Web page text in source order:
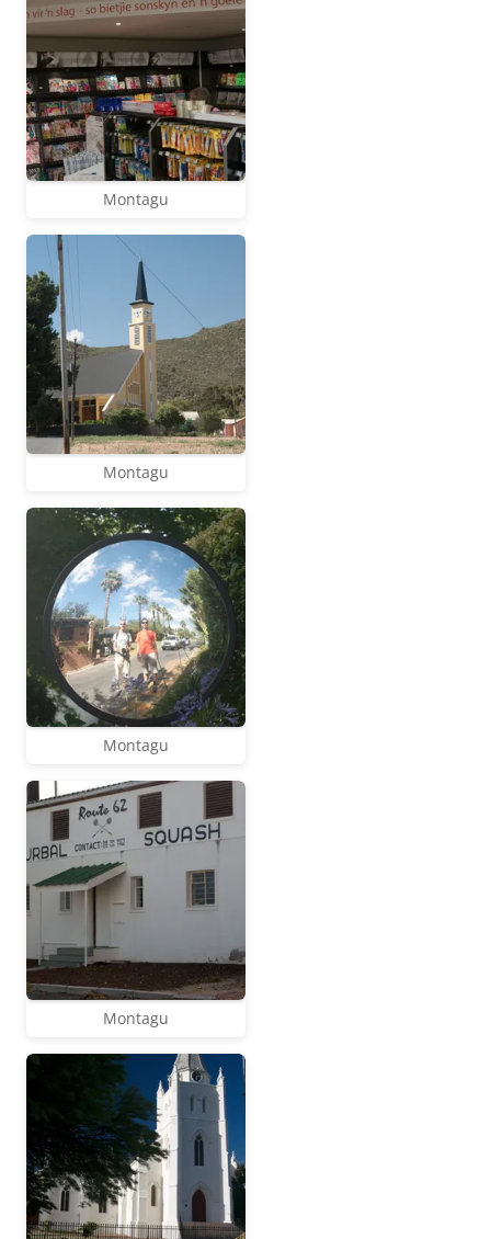
Montagu
Montagu
Montagu
Montagu